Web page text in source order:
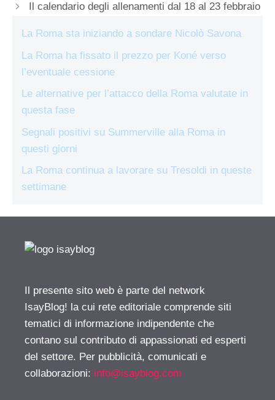
Il calendario degli allenamenti dal 18 al 23 febbraio
La Roma sta iniziando a sondare Nicolò Savona
La Roma ha fissato il prezzo per Koné verso
l’eventuale cessione
Le alternative per l’attacco della Roma valutate in
questa fase
Segnali positivi su Summerville alla Roma in
questi giorni
La Roma continua a lavorare su Tresoldi in queste
settimane
Il presente sito web è parte del network
IsayBlog! la cui rete editoriale comprende siti
tematici di informazione indipendente che
contano sul contributo di appassionati ed esperti
del settore. Per pubblicità, comunicati e
collaborazioni: info@isayblog.com